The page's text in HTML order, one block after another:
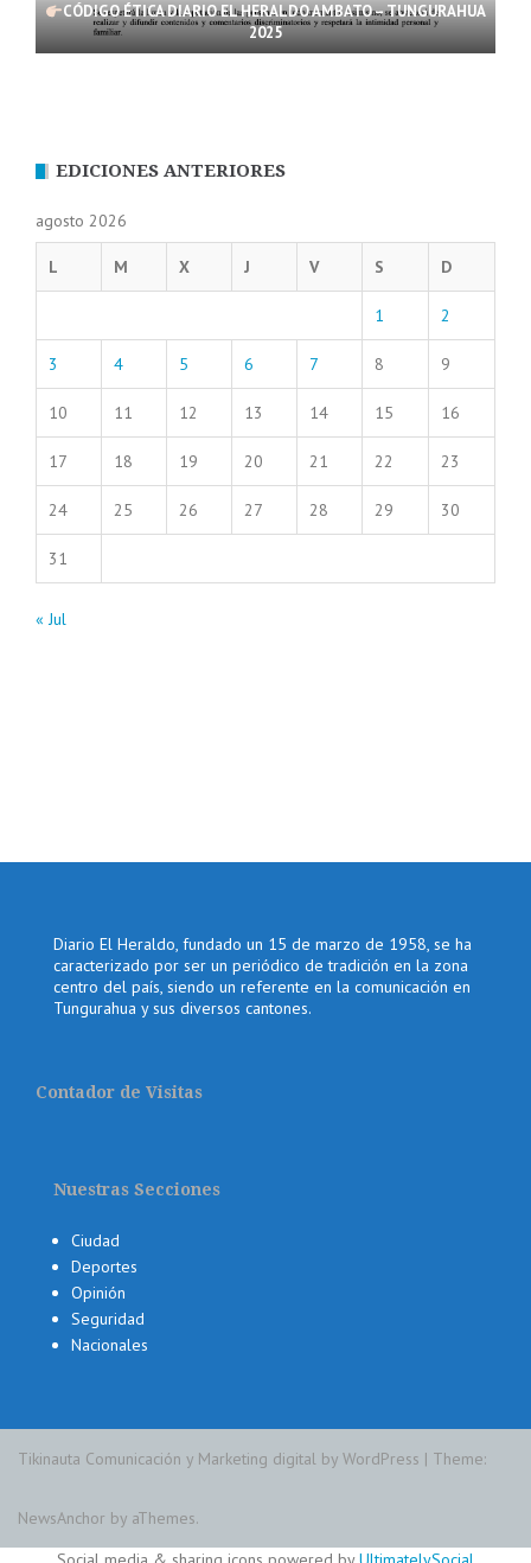
CÓDIGO ÉTICA DIARIO EL HERALDO AMBATO – TUNGURAHUA
2025
EDICIONES ANTERIORES
agosto 2026
L M X J V S D
1 2
3 4 5 6 7 8 9
10 11 12 13 14 15 16
17 18 19 20 21 22 23
24 25 26 27 28 29 30
31
« Jul
Diario El Heraldo, fundado un 15 de marzo de 1958, se ha
caracterizado por ser un periódico de tradición en la zona
centro del país, siendo un referente en la comunicación en
Tungurahua y sus diversos cantones.
Contador de Visitas
Nuestras Secciones
Ciudad
Deportes
Opinión
Seguridad
Nacionales
Tikinauta Comunicación y Marketing digital by WordPress | Theme:
NewsAnchor by aThemes.